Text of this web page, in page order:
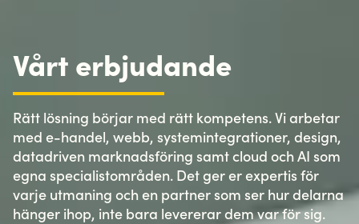
Vårt erbjudande
Rätt lösning börjar med rätt kompetens. Vi arbetar
med e-handel, webb, systemintegrationer, design,
datadriven marknadsföring samt cloud och AI som
egna specialistområden. Det ger er expertis för
varje utmaning och en partner som ser hur delarna
hänger ihop, inte bara levererar dem var för sig.